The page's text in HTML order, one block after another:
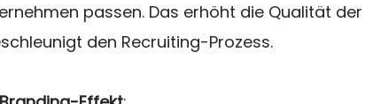
passen. Das erhöht die Qualität der
den Recruiting-Prozess.